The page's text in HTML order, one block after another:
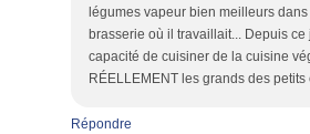
légumes vapeur bien meilleurs
brasserie où il travaillait... Depuis
capacité de cuisiner de la cuisine
RÉELLEMENT les grands des petits
Répondre